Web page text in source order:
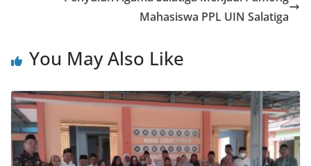
Mahasiswa PPL UIN Salatiga
You May Also Like